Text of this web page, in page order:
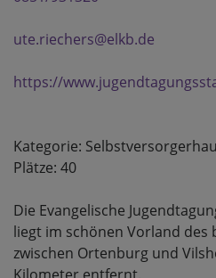
ute.riechers@elkb.de
https://
Kategorie:
Plätze: 40
Die Evangelische
liegt im schönen Vorland des
zwischen Ortenburg und